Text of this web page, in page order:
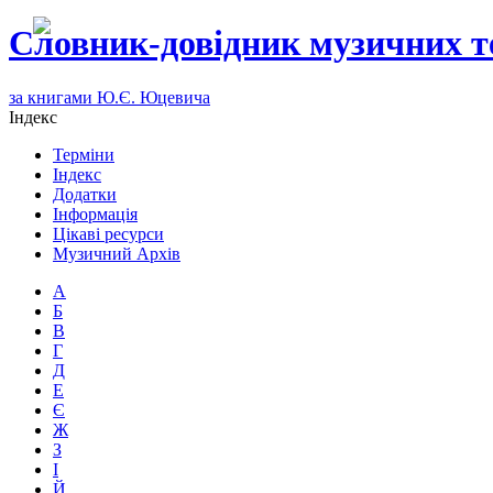
Словник-довідник музичних
за книгами Ю.Є. Юцевича
Індекс
Терміни
Індекс
Додатки
Інформація
Цікаві ресурси
Музичний Архів
А
Б
В
Г
Д
Е
Є
Ж
З
І
Й